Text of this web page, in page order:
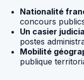
Nationalité
concours
Un casier
postes
Mobilité
publique